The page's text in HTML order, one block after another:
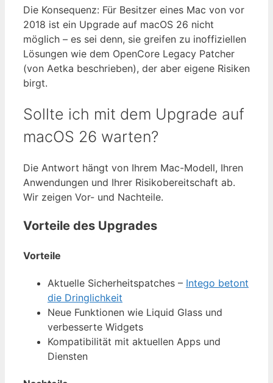
Die Konsequenz: Für Besitzer eines Mac von vor
2018 ist ein Upgrade auf macOS 26 nicht
möglich – es sei denn, sie greifen zu inoffiziellen
Lösungen wie dem OpenCore Legacy Patcher
(von Aetka beschrieben), der aber eigene Risiken
birgt.
Sollte ich mit dem Upgrade auf
macOS 26 warten?
Die Antwort hängt von Ihrem Mac-Modell, Ihren
Anwendungen und Ihrer Risikobereitschaft ab.
Wir zeigen Vor- und Nachteile.
Vorteile des Upgrades
Vorteile
Aktuelle Sicherheitspatches – Intego betont
die Dringlichkeit
Neue Funktionen wie Liquid Glass und
verbesserte Widgets
Kompatibilität mit aktuellen Apps und
Diensten